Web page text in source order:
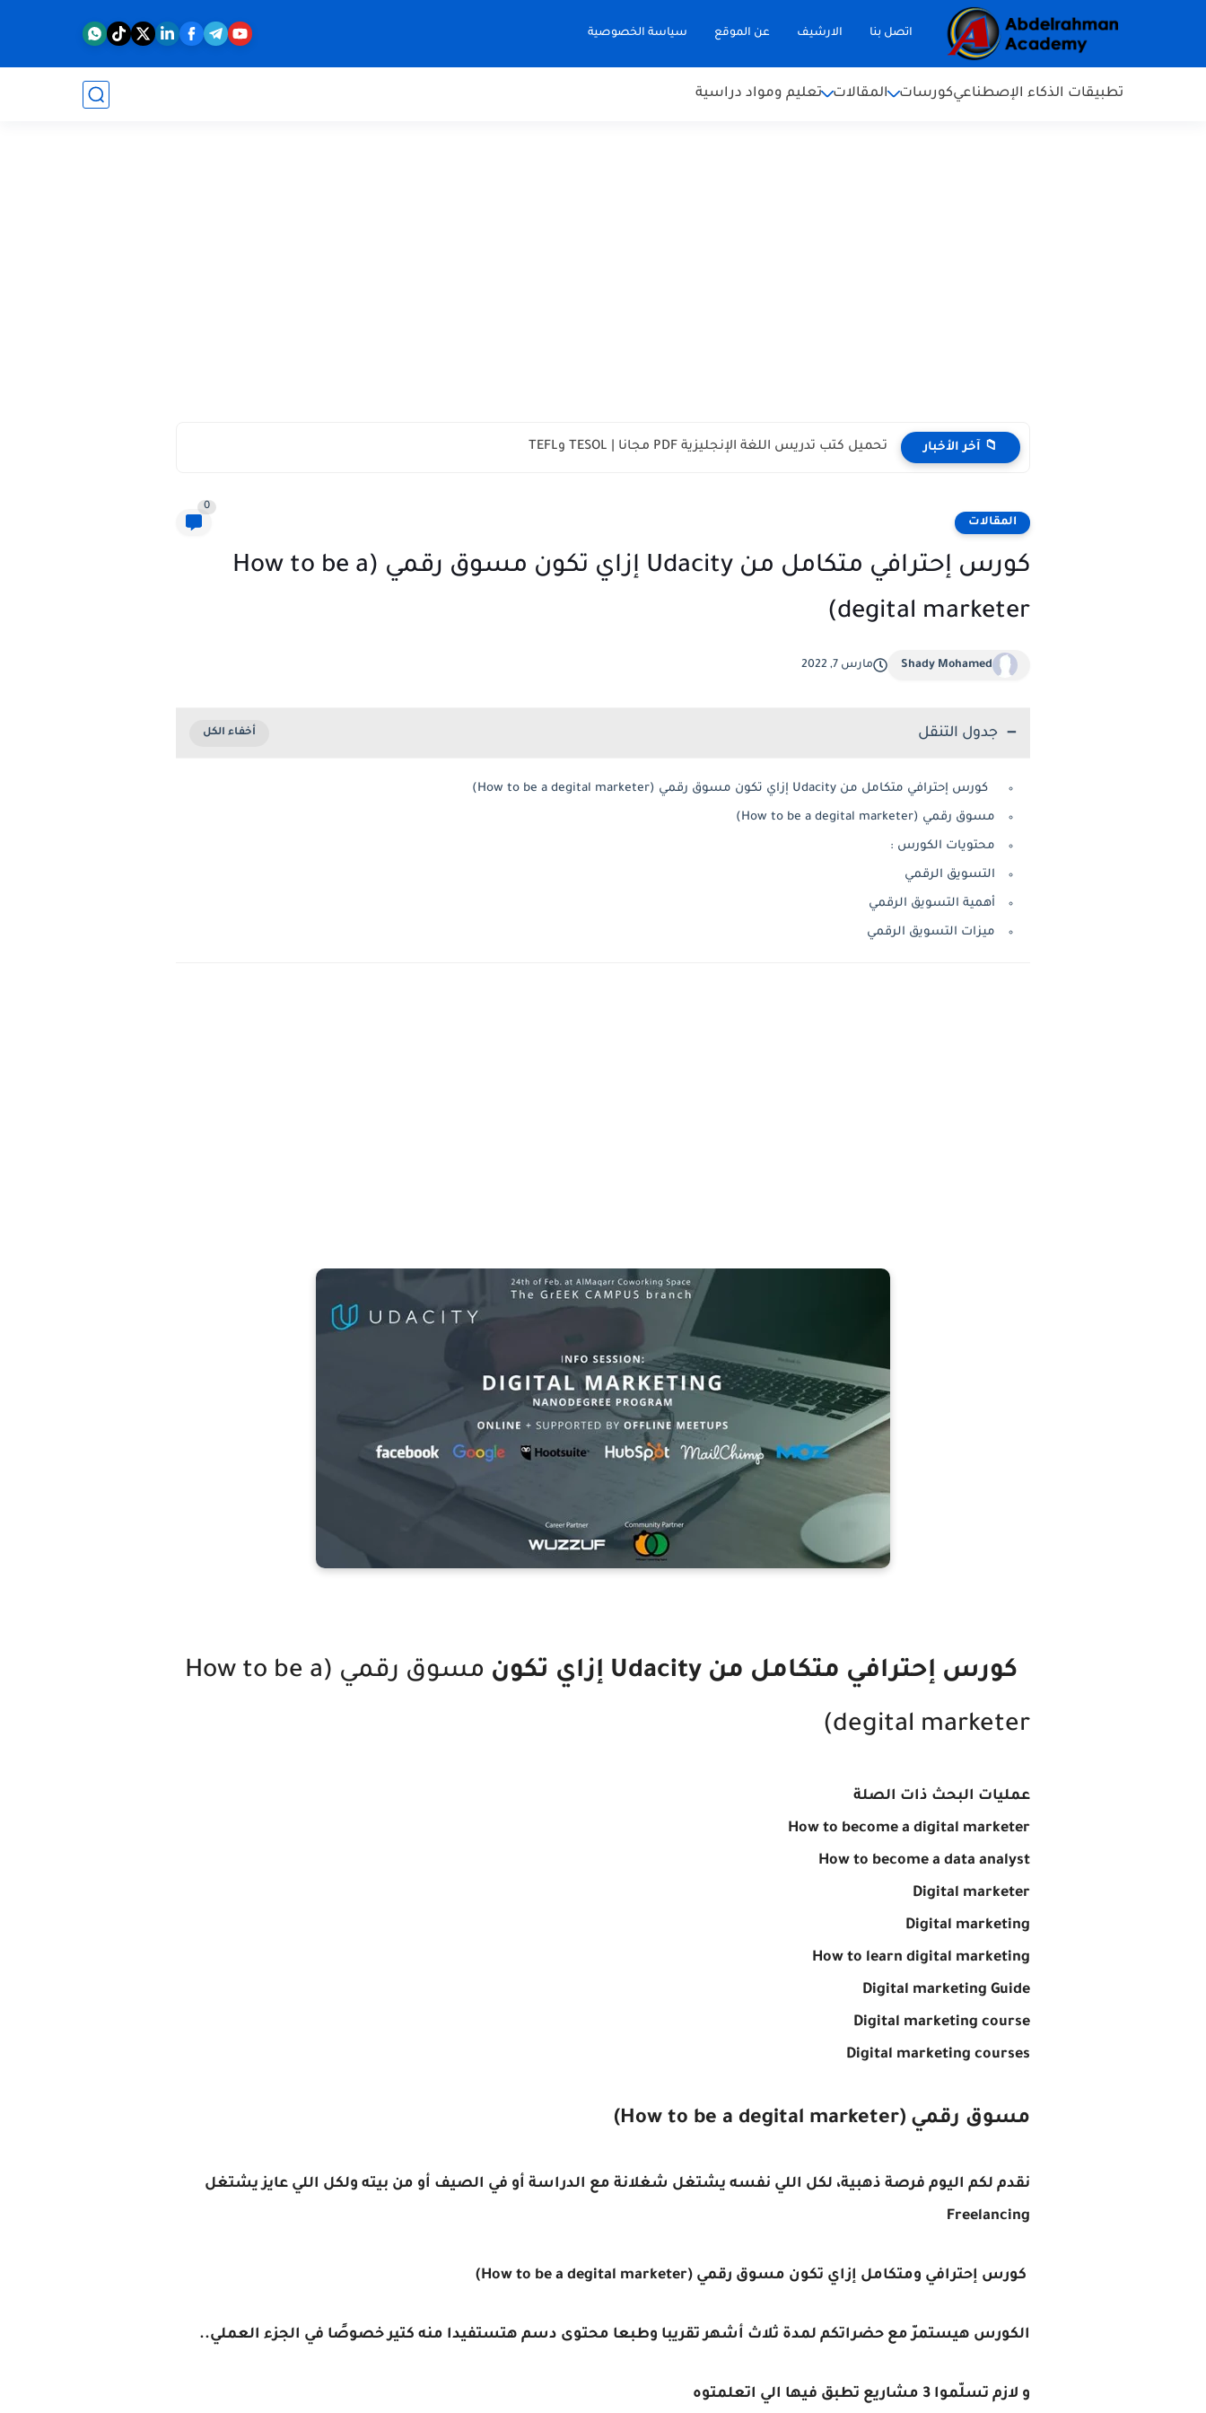
اتصل بنا الارشيف عن الموقع سياسة الخصوصية
تطبيقات الذكاء الإصطناعيكورسات المقالات تعليم ومواد دراسية
📁 آخر الأخبار تحميل كتب تدريس اللغة الإنجليزية PDF مجانا | TESOL وTEFL
المقالات
0
كورس إحترافي متكامل من Udacity إزاي تكون مسوق رقمي (How to be a
degital marketer)
Shady Mohamed مارس 7, 2022
جدول التنقل
كورس إحترافي متكامل من Udacity إزاي تكون مسوق رقمي (How to be a degital marketer)
مسوق رقمي (How to be a degital marketer)
محتويات الكورس :
التسويق الرقمي
أهمية التسويق الرقمي
ميزات التسويق الرقمي
كورس إحترافي متكامل من Udacity إزاي تكون
مسوق رقمي (How to be a
degital marketer)
عمليات البحث ذات الصلة
How to become a digital marketer
How to become a data analyst
Digital marketer
Digital marketing
How to learn digital marketing
Digital marketing Guide
Digital marketing course
Digital marketing courses
مسوق رقمي (How to be a degital marketer)
نقدم لكم اليوم فرصة ذهبية، لكل اللي نفسه يشتغل شغلانة مع الدراسة أو في الصيف أو من بيته ولكل اللي عايز يشتغل
Freelancing
كورس إحترافي ومتكامل إزاي تكون مسوق رقمي (How to be a degital marketer)
الكورس هيستمرّ مع حضراتكم لمدة ثلاث أشهر تقريبا وطبعا محتوى دسم هتستفيدا منه كتير خصوصًا في الجزء العملي..
و لازم تسلّموا 3 مشاريع تطبق فيها الي اتعلمتوه